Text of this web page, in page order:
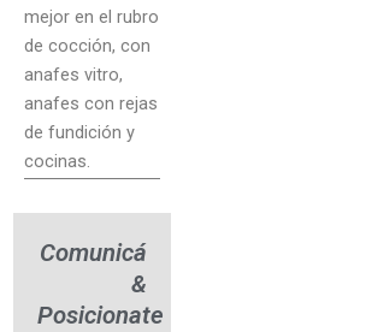
mejor en el rubro
de cocción, con
anafes vitro,
anafes con rejas
de fundición y
cocinas.
Comunicá
&
Posicionate